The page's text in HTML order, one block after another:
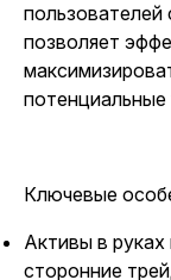
позволяет
потенциальные
Ключевые
Активы в
сторонние